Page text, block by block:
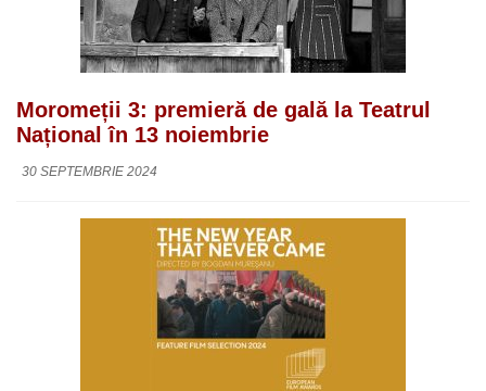
Moromeții 3: premieră de gală la Teatrul
Național în 13 noiembrie
30 SEPTEMBRIE 2024